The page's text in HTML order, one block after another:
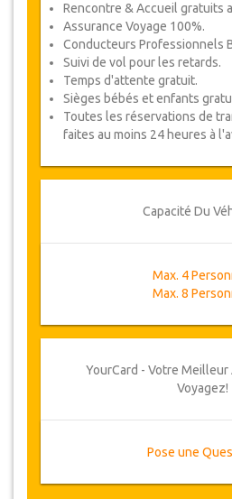
Rencontre & Accueil gratuits
Assurance Voyage 100%.
Conducteurs Professionnels
Suivi de vol pour les retards.
Temps d'attente gratuit.
Sièges bébés et enfants
Toutes les réservations de
faites au moins 24 heures à
Capacité Du
Max. 4
Max. 8
YourCard - Votre Meilleur
Voyagez!
Pose une